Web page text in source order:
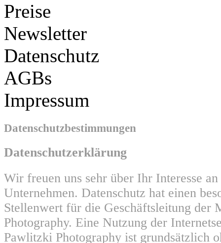
Preise
Newsletter
Datenschutz
AGBs
Impressum
Datenschutzbestimmungen
Datenschutzerklärung
Wir freuen uns sehr über Ihr Interesse an
Unternehmen. Datenschutz hat einen
Stellenwert für die Geschäftsleitung der
Photography. Eine Nutzung der
Pawlitzki Photography ist grundsätzlich